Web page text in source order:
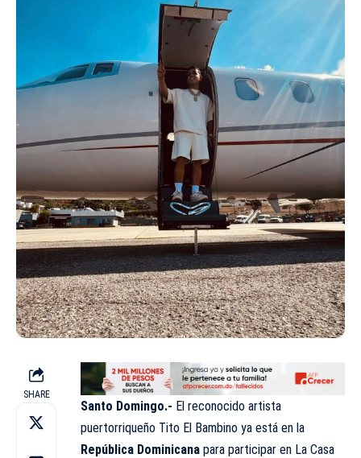
SHARE
Santo Domingo.- El reconocido artista
puertorriqueño Tito El Bambino ya está en la
República Dominicana para participar en La Casa